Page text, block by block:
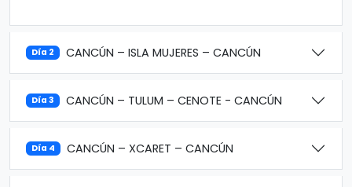
Día 2 CANCÚN – ISLA MUJERES – CANCÚN
Día 3 CANCÚN – TULUM – CENOTE - CANCÚN
Día 4 CANCÚN – XCARET – CANCÚN